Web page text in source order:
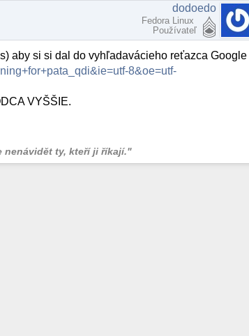
dodoedo
Fedora Linux
Používateľ
aby si si dal do vyhľadavácieho reťazca Google
8&oe=utf-
VYŠŠIE.
nenávidět ty, kteří ji říkají."